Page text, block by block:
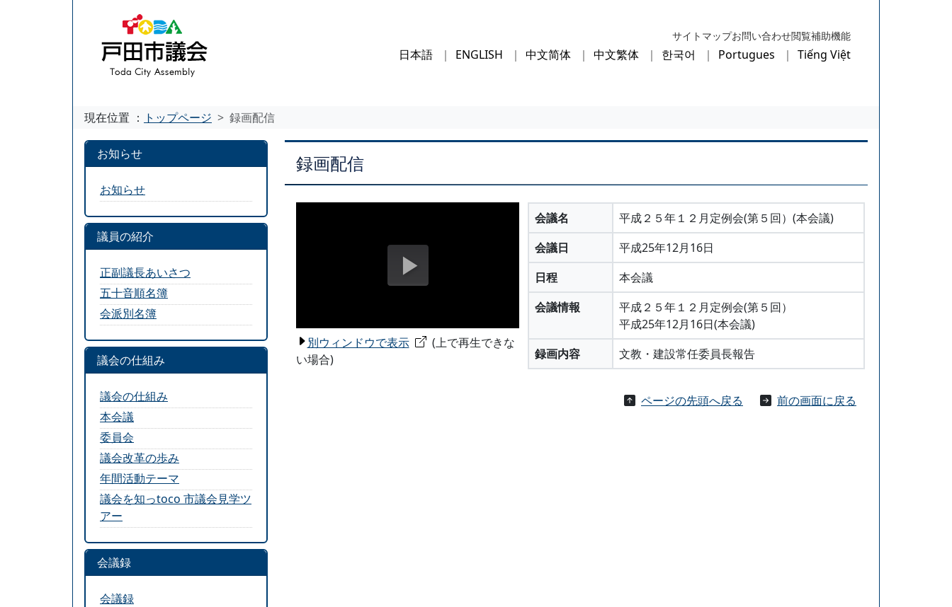
サイトマップお問い合わせ閲覧補助機能
日本語 ENGLISH 中文简体 中文繁体 한국어 Portugues Tiếng Việt
現在位置 ： トップページ 録画配信
録画配信
別ウィンドウで表示
(上で再生できな
い場合)
会議名
平成２５年１２月定例会(第５回）(本会議)
会議日
平成25年12月16日
日程
本会議
会議情報
平成２５年１２月定例会(第５回）
平成25年12月16日(本会議)
録画内容
文教・建設常任委員長報告
ページの先頭へ戻る 前の画面に戻る
お知らせ
お知らせ
議員の紹介
正副議長あいさつ
五十音順名簿
会派別名簿
議会の仕組み
議会の仕組み
本会議
委員会
議会改革の歩み
年間活動テーマ
議会を知っtoco 市議会見学ツ
アー
会議録
会議録